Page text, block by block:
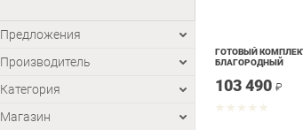
Предложения
Производитель
Категория
Магазин
ГОТОВЫЙ
БЛАГОРОДНЫЙ
103 490 ₽